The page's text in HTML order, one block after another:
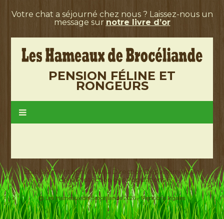
Votre chat a séjourné chez nous ? Laissez-nous un
message sur notre livre d’or
PENSION FÉLINE ET
RONGEURS
Etablissement agréé par la Direction Départementale
de la Protection des Populations
@ Les Hameaux de Brocéliande 2026 -Mentions légales